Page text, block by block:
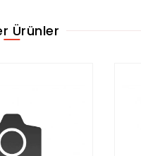
Ürünler